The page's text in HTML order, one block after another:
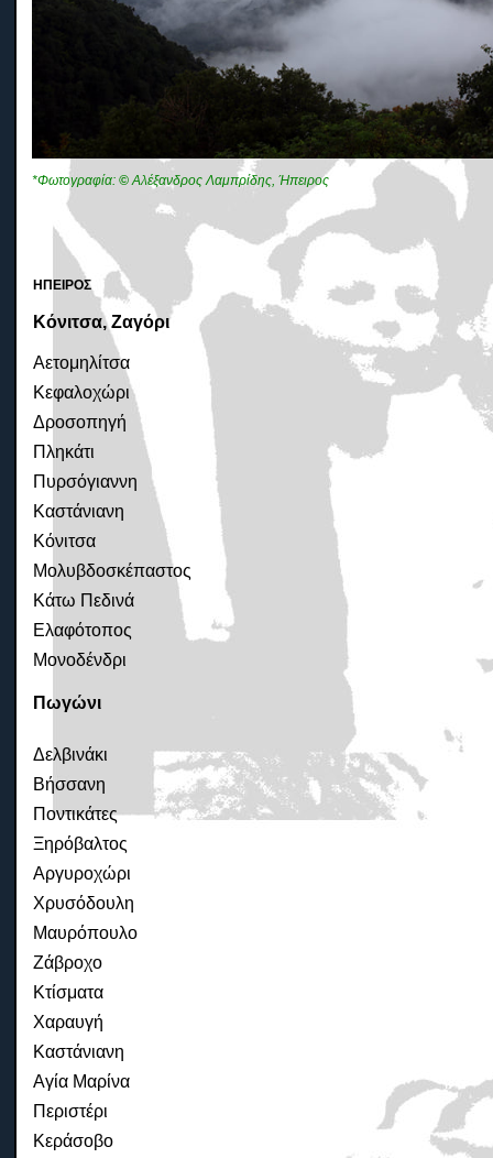
*Φωτογραφία:©Αλέξανδρος Λαμπρίδης, Ήπειρος
ΗΠΕΙΡΟΣ
Κόνιτσα, Ζαγόρι
Αετομηλίτσα
Κεφαλοχώρι
Δροσοπηγή
Πληκάτι
Πυρσόγιαννη
Καστάνιανη
Κόνιτσα
Μολυβδοσκέπαστος
Κάτω Πεδινά
Ελαφότοπος
Μονοδένδρι
Πωγώνι
Δελβινάκι
Βήσσανη
Ποντικάτες
Ξηρόβαλτος
Αργυροχώρι
Χρυσόδουλη
Μαυρόπουλο
Ζάβροχο
Κτίσματα
Χαραυγή
Καστάνιανη
Αγία Μαρίνα
Περιστέρι
Κεράσοβο